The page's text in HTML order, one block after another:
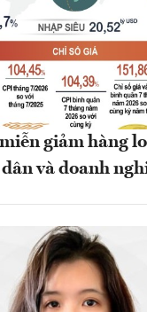
giảm hàng
và doanh